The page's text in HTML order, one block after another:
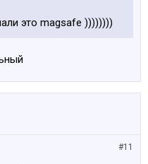
это magsafe ))))))))
#11